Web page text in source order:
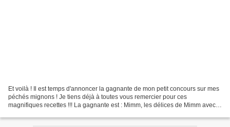
Et voilà ! Il est temps d'annoncer la gagnante de mon petit concours sur mes
péchés mignons ! Je tiens déjà à toutes vous remercier pour ces
magnifiques recettes !!! La gagnante est : Mimm, les délices de Mimm avec